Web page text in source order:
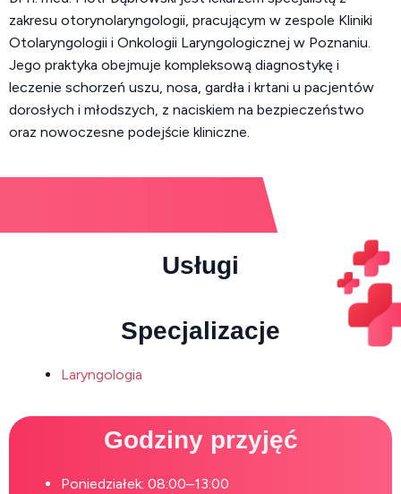
zakresu otorynolaryngologii, pracującym w zespole Kliniki
Otolaryngologii i Onkologii Laryngologicznej w Poznaniu.
Jego praktyka obejmuje kompleksową diagnostykę i
leczenie schorzeń uszu, nosa, gardła i krtani u pacjentów
dorosłych i młodszych, z naciskiem na bezpieczeństwo
oraz nowoczesne podejście kliniczne.
Usługi
Specjalizacje
Laryngologia
Godziny przyjęć
Poniedziałek: 08:00–13:00